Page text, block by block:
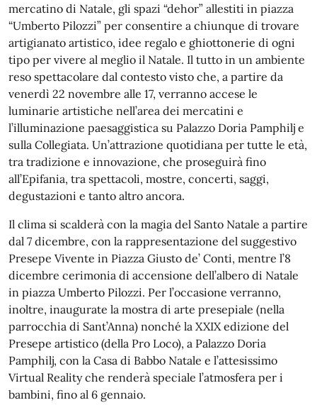
mercatino di Natale, gli spazi “dehor” allestiti in piazza
“Umberto Pilozzi” per consentire a chiunque di trovare
artigianato artistico, idee regalo e ghiottonerie di ogni
tipo per vivere al meglio il Natale. Il tutto in un ambiente
reso spettacolare dal contesto visto che, a partire da
venerdì 22 novembre alle 17, verranno accese le
luminarie artistiche nell’area dei mercatini e
l’illuminazione paesaggistica su Palazzo Doria Pamphilj e
sulla Collegiata. Un’attrazione quotidiana per tutte le età,
tra tradizione e innovazione, che proseguirà fino
all’Epifania, tra spettacoli, mostre, concerti, saggi,
degustazioni e tanto altro ancora.
Il clima si scalderà con la magia del Santo Natale a partire
dal 7 dicembre, con la rappresentazione del suggestivo
Presepe Vivente in Piazza Giusto de’ Conti, mentre l’8
dicembre cerimonia di accensione dell’albero di Natale
in piazza Umberto Pilozzi. Per l’occasione verranno,
inoltre, inaugurate la mostra di arte presepiale (nella
parrocchia di Sant’Anna) nonché la XXIX edizione del
Presepe artistico (della Pro Loco), a Palazzo Doria
Pamphilj, con la Casa di Babbo Natale e l’attesissimo
Virtual Reality che renderà speciale l’atmosfera per i
bambini, fino al 6 gennaio.